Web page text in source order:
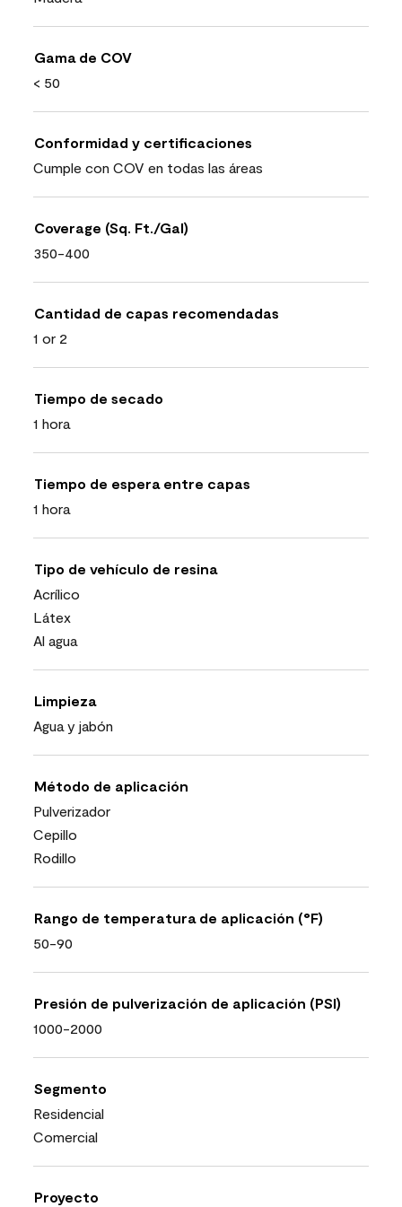
Gama de COV
< 50
Conformidad y certificaciones
Cumple con COV en todas las áreas
Coverage (Sq. Ft./Gal)
350-400
Cantidad de capas recomendadas
1 or 2
Tiempo de secado
1 hora
Tiempo de espera entre capas
1 hora
Tipo de vehículo de resina
Acrílico
Látex
Al agua
Limpieza
Agua y jabón
Método de aplicación
Pulverizador
Cepillo
Rodillo
Rango de temperatura de aplicación (°F)
50-90
Presión de pulverización de aplicación (PSI)
1000-2000
Segmento
Residencial
Comercial
Proyecto